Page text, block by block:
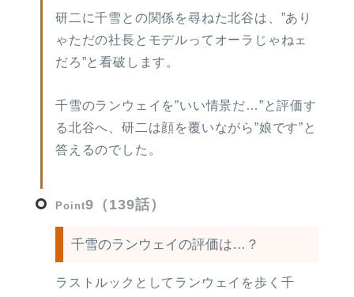
研二に千雪との関係を尋ねた北谷は、”あり
ゃただの社長とモデルってオーラじゃねェ
だろ”と看破します。
千雪のランウェイを”いい情景だ…”と評価す
る北谷へ、研二は顔を覆いながら”娘です”と
答えるのでした。
Point9（139話）
千雪のランウェイの評価は…？
ラストルックとしてランウェイを歩く千